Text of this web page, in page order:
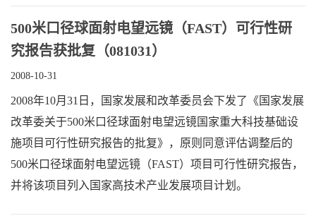
500米口径球面射电望远镜（FAST）可行性研
究报告获批复（081031）
2008-10-31
2008年10月31日，国家发展和改革委员会下发了《国家发展
改革委关于500米口径球面射电望远镜国家重大科技基础设
施项目可行性研究报告的批复》，原则同意评估调整后的
500米口径球面射电望远镜（FAST）项目可行性研究报告，
并将该项目列入国家高技术产业发展项目计划。